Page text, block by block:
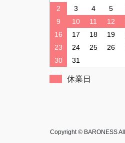
2
3 4 5
9
10 11 12
16
17 18 19
23
24 25 26
30
31
休業日
Copyright © BARONESS